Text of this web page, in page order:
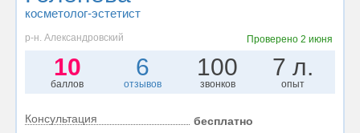
косметолог-эстетист
р-н. Александровский Проверено 2 июня
10
баллов
6
отзывов
100
звонков
7 л.
опыт
Консультация бесплатно